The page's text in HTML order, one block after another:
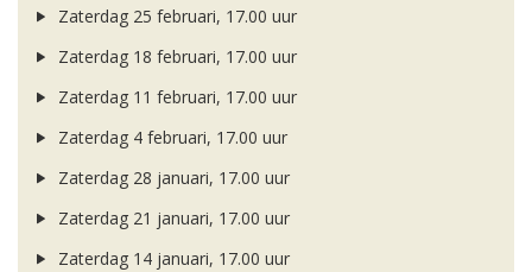
Zaterdag 25 februari, 17.00 uur
Zaterdag 18 februari, 17.00 uur
Zaterdag 11 februari, 17.00 uur
Zaterdag 4 februari, 17.00 uur
Zaterdag 28 januari, 17.00 uur
Zaterdag 21 januari, 17.00 uur
Zaterdag 14 januari, 17.00 uur